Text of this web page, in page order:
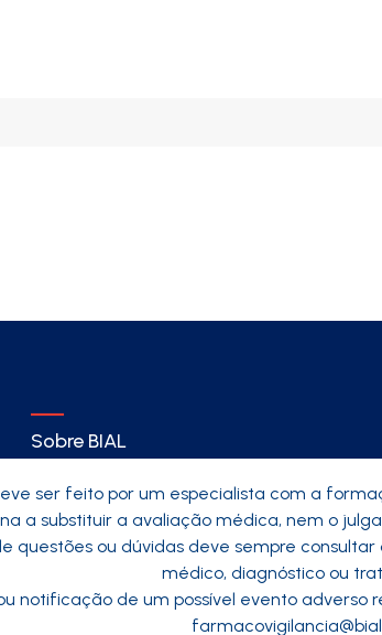
Sobre BIAL
ser feito por um especialista com a
a substituir a avaliação médica, nem o
questões ou dúvidas deve sempre
médico, diagnóstico ou
notificação de um possível evento